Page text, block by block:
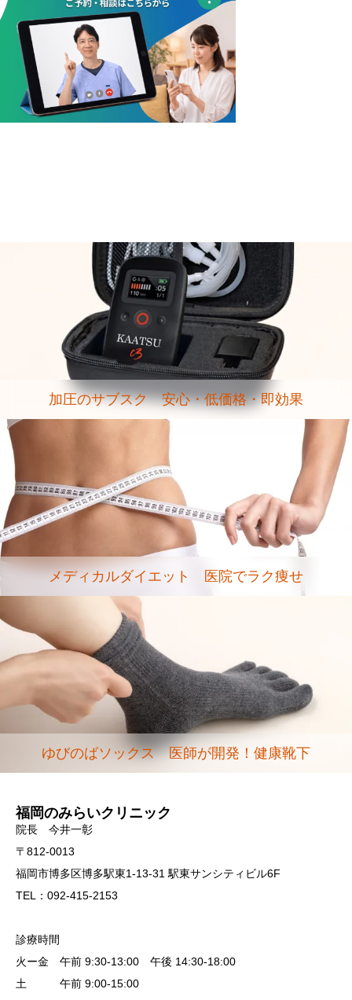
加圧のサブスク 安心・低価格・即効果
メディカルダイエット 医院でラク痩せ
ゆびのばソックス 医師が開発！健康靴下
福岡のみらいクリニック
院長 今井一彰
〒812-0013
福岡市博多区博多駅東1-13-31 駅東サンシティビル6F
TEL：092-415-2153
診療時間
火ー金 午前 9:30-13:00 午後 14:30-18:00
土 午前 9:00-15:00